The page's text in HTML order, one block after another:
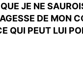
JE NE
DE MON
QUI PEUT LUI